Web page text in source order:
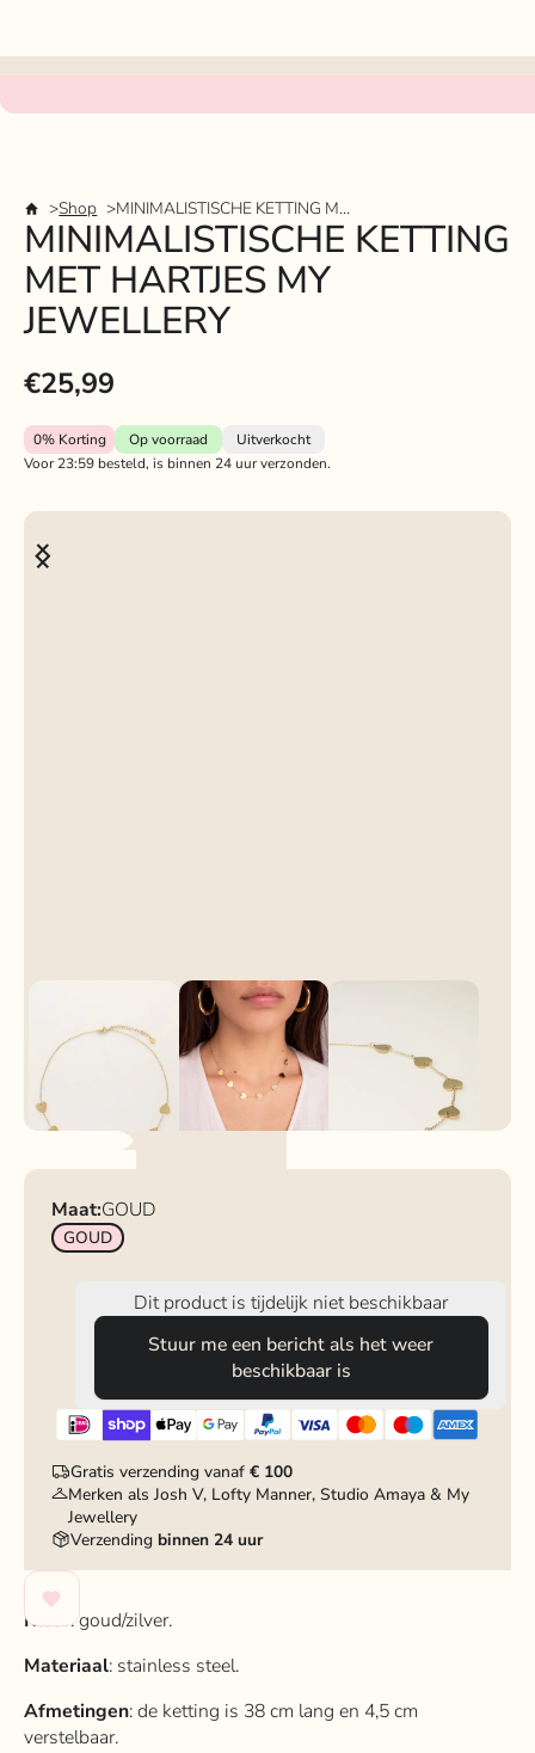
Shop MINIMALISTISCHE KETTING MET HARTJES MY JEWELLERY
MINIMALISTISCHE KETTING
MET HARTJES MY
JEWELLERY
€25,99
0%Korting Op voorraad
Uitverkocht
Voor 23:59 besteld, is binnen 24 uur verzonden.
Maat:GOUD
GOUD
Dit product is tijdelijk niet beschikbaar
Stuur me een bericht als het weer
beschikbaar is
Gratis verzending vanaf€ 100
Merken als Josh V, Lofty Manner, Studio Amaya & My
Jewellery
Verzendingbinnen 24 uur
Kleur: goud/zilver.
Materiaal: stainless steel.
Afmetingen: de ketting is 38 cm lang en 4,5 cm
verstelbaar.